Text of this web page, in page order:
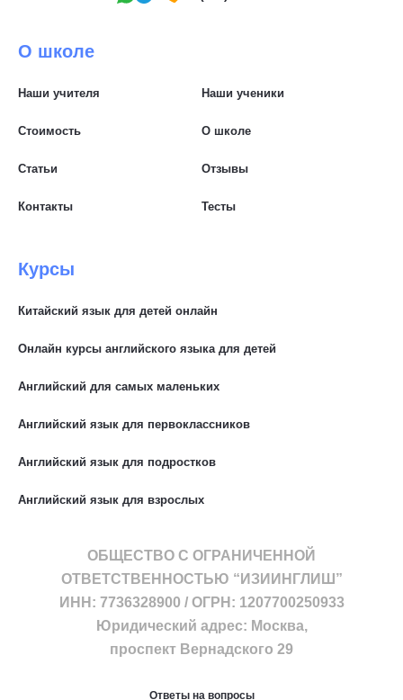
О школе
Наши учителя Наши ученики
Стоимость О школе
Статьи Отзывы
Контакты Тесты
Курсы
Китайский язык для детей онлайн
Онлайн курсы английского языка для детей
Английский для самых маленьких
Английский язык для первоклассников
Английский язык для подростков
Английский язык для взрослых
ОБЩЕСТВО С ОГРАНИЧЕННОЙ
ОТВЕТСТВЕННОСТЬЮ “ИЗИИНГЛИШ”
ИНН: 7736328900 / ОГРН: 1207700250933
Юридический адрес: Москва,
проспект Вернадского 29
Ответы на вопросы